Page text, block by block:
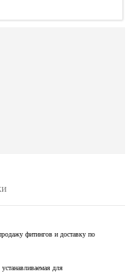
фитингов и доставку по
для